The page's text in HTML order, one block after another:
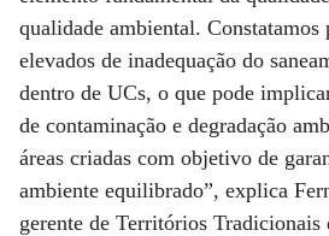
qualidade ambiental. Constatamos
elevados de inadequação do
dentro de UCs, o que pode
de contaminação e degradação
áreas criadas com objetivo de
ambiente equilibrado”, explica
gerente de Territórios Tradicionais